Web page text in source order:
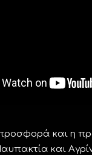
και η
και